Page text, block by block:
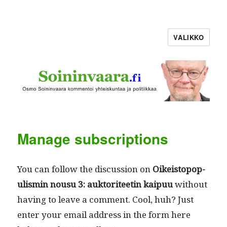
VALIKKO
Manage subscriptions
You can fol­low the dis­cus­sion on Oikeistopop­
ulis­min nousu 3: auk­tori­teetin kaipuuwith­out
hav­ing to leave a com­ment. Cool, huh? Just
enter your email address in the form here